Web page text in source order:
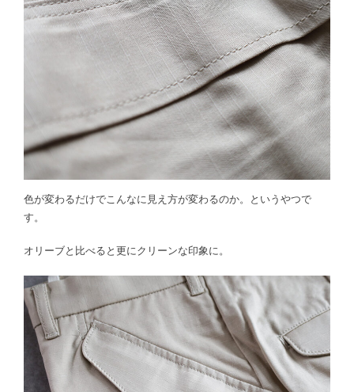
色が変わるだけでこんなに見え方が変わるのか。というやつで
す。
オリーブと比べると更にクリーンな印象に。